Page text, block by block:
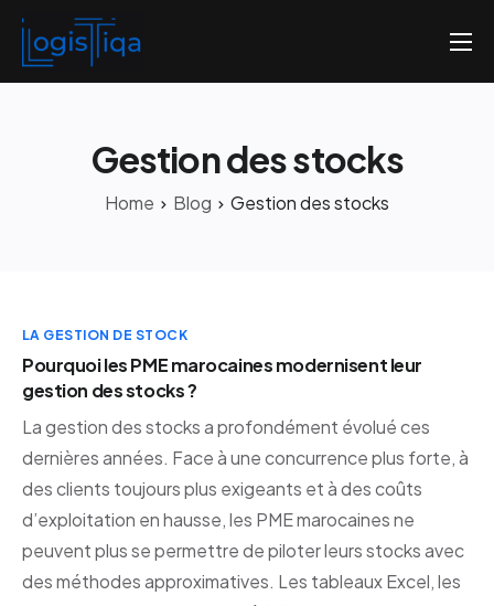
Accueil
Nos tarifs
Contactez-nous
Gestion des stocks
Home Blog Gestion des stocks
LA GESTION DE STOCK
Pourquoi les PME marocaines modernisent leur
gestion des stocks ?
La gestion des stocks a profondément évolué ces
dernières années. Face à une concurrence plus forte, à
des clients toujours plus exigeants et à des coûts
d’exploitation en hausse, les PME marocaines ne
peuvent plus se permettre de piloter leurs stocks avec
des méthodes approximatives. Les tableaux Excel, les